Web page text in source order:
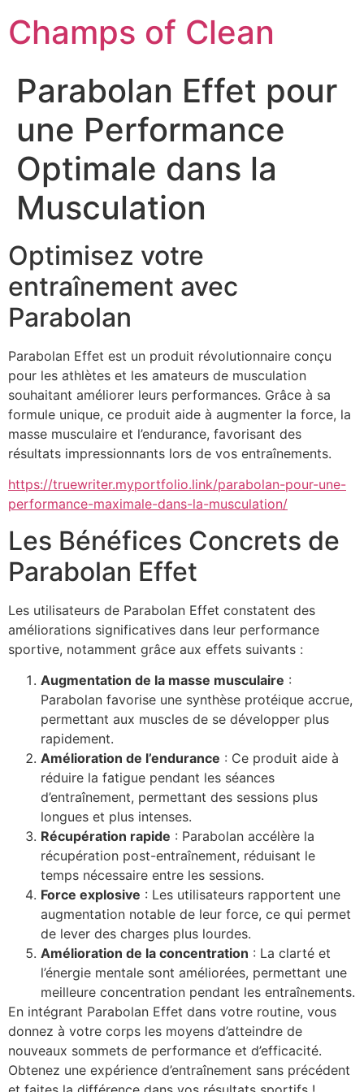
Champs of Clean
Parabolan Effet pour
une Performance
Optimale dans la
Musculation
Optimisez votre
entraînement avec
Parabolan
Parabolan Effet est un produit révolutionnaire conçu
pour les athlètes et les amateurs de musculation
souhaitant améliorer leurs performances. Grâce à sa
formule unique, ce produit aide à augmenter la force, la
masse musculaire et l’endurance, favorisant des
résultats impressionnants lors de vos entraînements.
https://truewriter.myportfolio.link/parabolan-pour-une-
performance-maximale-dans-la-musculation/
Les Bénéfices Concrets de
Parabolan Effet
Les utilisateurs de Parabolan Effet constatent des
améliorations significatives dans leur performance
sportive, notamment grâce aux effets suivants :
Augmentation de la masse musculaire :
Parabolan favorise une synthèse protéique accrue,
permettant aux muscles de se développer plus
rapidement.
Amélioration de l’endurance : Ce produit aide à
réduire la fatigue pendant les séances
d’entraînement, permettant des sessions plus
longues et plus intenses.
Récupération rapide : Parabolan accélère la
récupération post-entraînement, réduisant le
temps nécessaire entre les sessions.
Force explosive : Les utilisateurs rapportent une
augmentation notable de leur force, ce qui permet
de lever des charges plus lourdes.
Amélioration de la concentration : La clarté et
l’énergie mentale sont améliorées, permettant une
meilleure concentration pendant les entraînements.
En intégrant Parabolan Effet dans votre routine, vous
donnez à votre corps les moyens d’atteindre de
nouveaux sommets de performance et d’efficacité.
Obtenez une expérience d’entraînement sans précédent